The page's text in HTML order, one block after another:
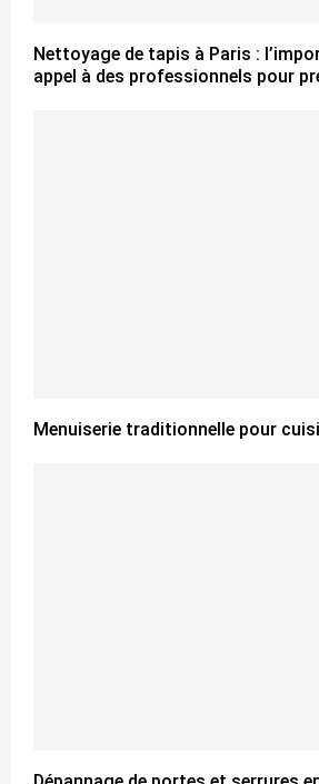
Nettoyage de tapis à Paris :
appel à des professionnels pour
Menuiserie traditionnelle pour